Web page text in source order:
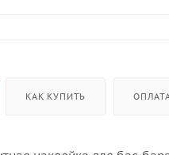
КАК КУПИТЬ